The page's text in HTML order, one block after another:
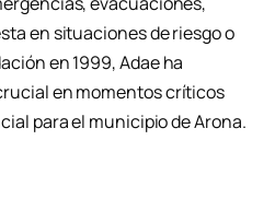
en situaciones de riesgo o
en 1999, Adae ha
en momentos críticos
para el municipio de Arona.